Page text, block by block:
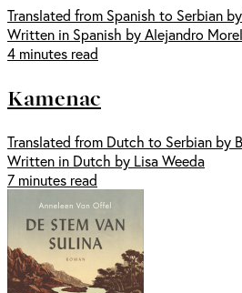
Translated from Spanish to Serbian
Written in Spanish by Alejandro
4 minutes read
Kamenac
Translated from Dutch to Serbian by
Written in Dutch by Lisa Weeda
7 minutes read